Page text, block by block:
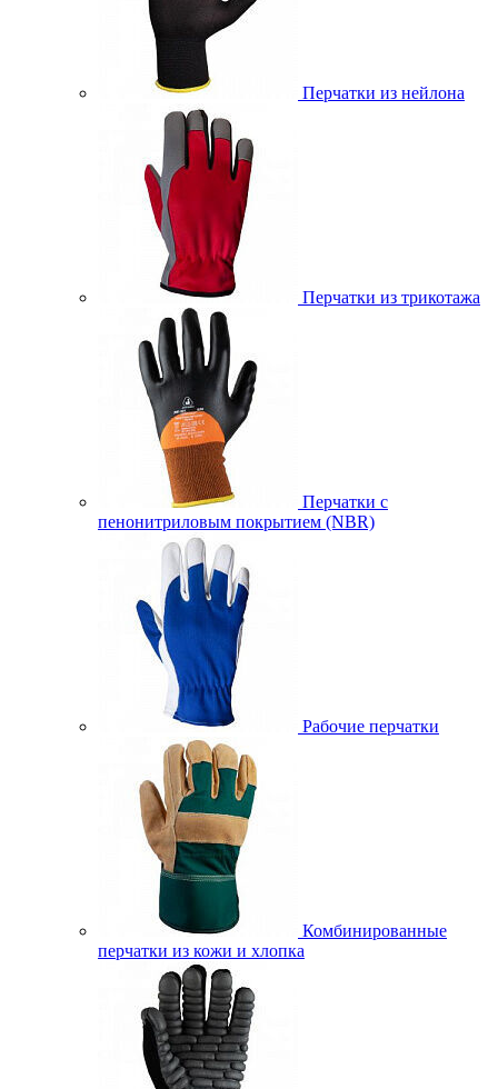
Перчатки из нейлона
Перчатки из трикотажа
Перчатки с
пенонитриловым покрытием (NBR)
Рабочие перчатки
Комбинированные
перчатки из кожи и хлопка